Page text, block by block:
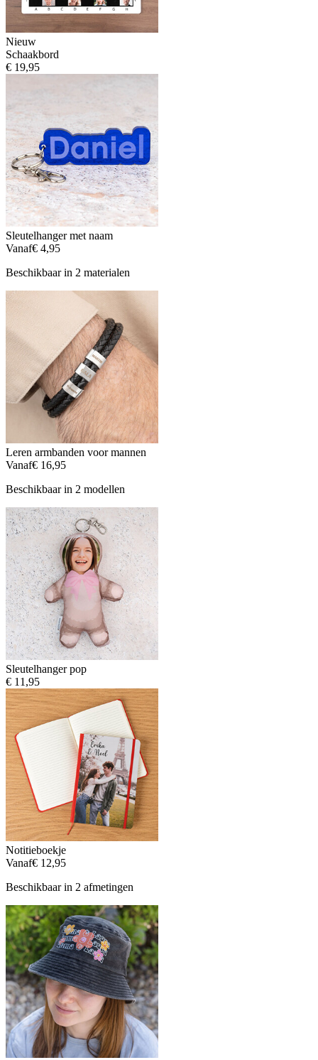
Nieuw
Schaakbord
€ 19,95
Sleutelhanger met naam
Vanaf€ 4,95
Beschikbaar in 2 materialen
Leren armbanden voor mannen
Vanaf€ 16,95
Beschikbaar in 2 modellen
Sleutelhanger pop
€ 11,95
Notitieboekje
Vanaf€ 12,95
Beschikbaar in 2 afmetingen